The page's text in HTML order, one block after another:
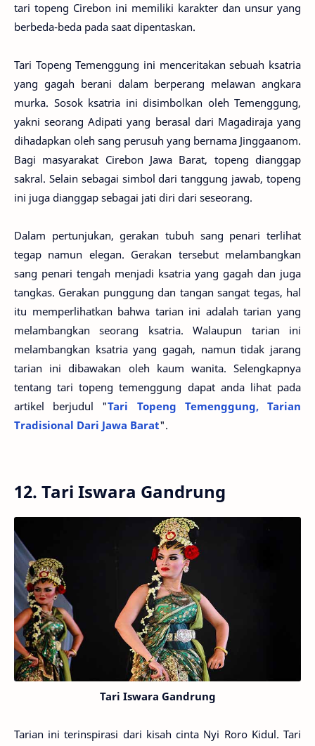
tari topeng Cirebon ini memiliki karakter dan unsur yang
berbeda-beda pada saat dipentaskan.
Tari Topeng Temenggung ini menceritakan sebuah ksatria
yang gagah berani dalam berperang melawan angkara
murka. Sosok ksatria ini disimbolkan oleh Temenggung,
yakni seorang Adipati yang berasal dari Magadiraja yang
dihadapkan oleh sang perusuh yang bernama Jinggaanom.
Bagi masyarakat Cirebon Jawa Barat, topeng dianggap
sakral. Selain sebagai simbol dari tanggung jawab, topeng
ini juga dianggap sebagai jati diri dari seseorang.
Dalam pertunjukan, gerakan tubuh sang penari terlihat
tegap namun elegan. Gerakan tersebut melambangkan
sang penari tengah menjadi ksatria yang gagah dan juga
tangkas. Gerakan punggung dan tangan sangat tegas, hal
itu memperlihatkan bahwa tarian ini adalah tarian yang
melambangkan seorang ksatria. Walaupun tarian ini
melambangkan ksatria yang gagah, namun tidak jarang
tarian ini dibawakan oleh kaum wanita. Selengkapnya
tentang tari topeng temenggung dapat anda lihat pada
artikel berjudul "Tari Topeng Temenggung, Tarian
Tradisional Dari Jawa Barat".
12. Tari Iswara Gandrung
Tari Iswara Gandrung
Tarian ini terinspirasi dari kisah cinta Nyi Roro Kidul. Tari